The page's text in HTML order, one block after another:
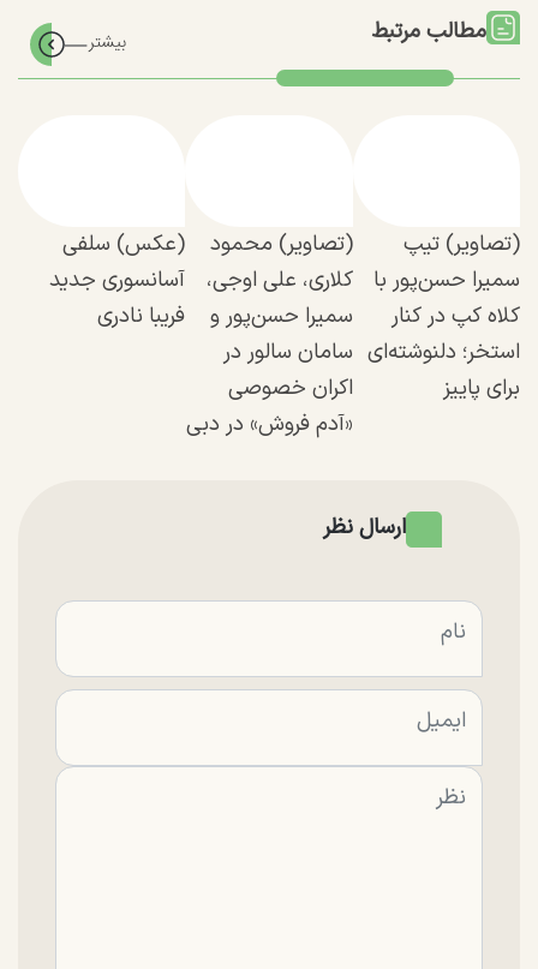
مطالب مرتبط
(تصاویر) تیپ
سمیرا حسن‌پور با
کلاه کپ در کنار
استخر؛ دلنوشته‌ای
برای پاییز
(تصاویر) محمود
کلاری، علی اوجی،
سمیرا حسن‌پور و
سامان سالور در
اکران خصوصی
«آدم فروش» در دبی
(عکس) سلفی
آسانسوری جدید
فریبا نادری
ارسال نظر